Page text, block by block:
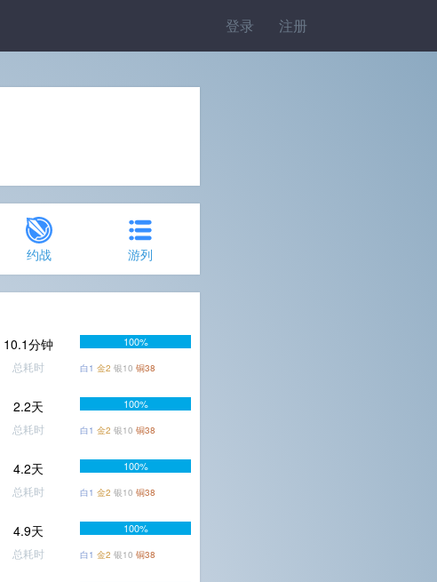
登录 注册
约战 游列
10.1分钟
总耗时
100%
白1 金2 银10 铜38
2.2天
总耗时
100%
白1 金2 银10 铜38
4.2天
总耗时
100%
白1 金2 银10 铜38
4.9天
总耗时
100%
白1 金2 银10 铜38